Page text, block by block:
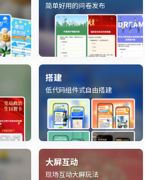
简单好用的问卷发布
搭建
低代码组件式自由搭建
大屏互动
现场互动大屏玩法